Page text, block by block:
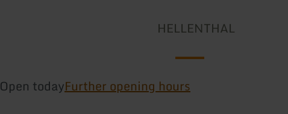
HELLENTHAL
Open todayFurther opening hours